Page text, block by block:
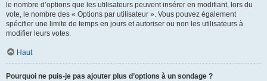
le nombre d’options que les utilisateurs peuvent insérer en modifiant, lors du
vote, le nombre des « Options par utilisateur ». Vous pouvez également
spécifier une limite de temps en jours et autoriser ou non les utilisateurs à
modifier leurs votes.
Haut
Pourquoi ne puis-je pas ajouter plus d’options à un sondage ?